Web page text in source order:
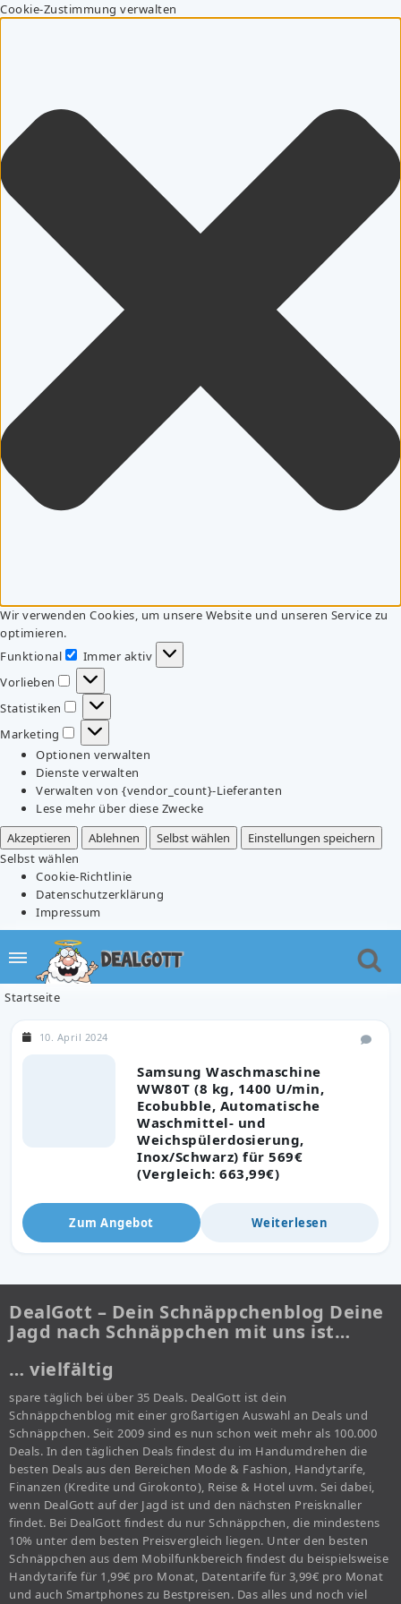
Cookie-Zustimmung verwalten
Wir verwenden Cookies, um unsere Website und unseren Service zu
optimieren.
Funktional
Funktional
Immer aktiv
Vorlieben
Vorlieben
Statistiken
Statistiken
Marketing
Marketing
Optionen verwalten
Dienste verwalten
Verwalten von {vendor_count}-Lieferanten
Lese mehr über diese Zwecke
Akzeptieren
Ablehnen Selbst wählen
Einstellungen speichern
Selbst wählen
Cookie-Richtlinie
Datenschutzerklärung
Impressum
Startseite
Samsung Waschmaschine
WW80T (8 kg, 1400 U/min,
Ecobubble, Automatische
Waschmittel- und
Weichspülerdosierung,
Inox/Schwarz) für 569€
(Vergleich: 663,99€)
10. April 2024
Zum Angebot Weiterlesen
DealGott – Dein Schnäppchenblog Deine
Jagd nach Schnäppchen mit uns ist…
… vielfältig
spare täglich bei über 35 Deals. DealGott ist dein
Schnäppchenblog mit einer großartigen Auswahl an Deals und
Schnäppchen. Seit 2009 sind es nun schon weit mehr als 100.000
Deals. In den täglichen Deals findest du im Handumdrehen die
besten Deals aus den Bereichen Mode & Fashion, Handytarife,
Finanzen (Kredite und Girokonto), Reise & Hotel uvm. Sei dabei,
wenn DealGott auf der Jagd ist und den nächsten Preisknaller
findet. Bei DealGott findest du nur Schnäppchen, die mindestens
10% unter dem besten Preisvergleich liegen. Unter den besten
Schnäppchen aus dem Mobilfunkbereich findest du beispielsweise
Handytarife für 1,99€ pro Monat, Datentarife für 3,99€ pro Monat
und auch Smartphones zu Bestpreisen. Das alles und noch viel